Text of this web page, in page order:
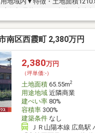
南側幅員約6.4mの公道・建築
きなハウスメーカー・工務店
お問い合わせください▼周辺
徒歩6分(約410m)・ローソン
・広島市立中山小学校 徒歩8
お手伝いします ━━━━━・・
問い合わせください。
南区西霞町 2,380万円
2,380万円
（坪単価:-）
土地面積65.55m2
用途地域近隣商業
建ぺい率80%
容積率300%
建築条件なし
ＪＲ山陽本線 広島駅